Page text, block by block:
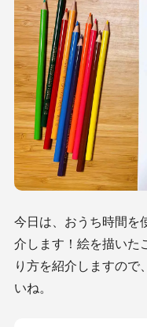
今日は、おうち時間を
介します！絵を描いた
り方を紹介しますので
いね。